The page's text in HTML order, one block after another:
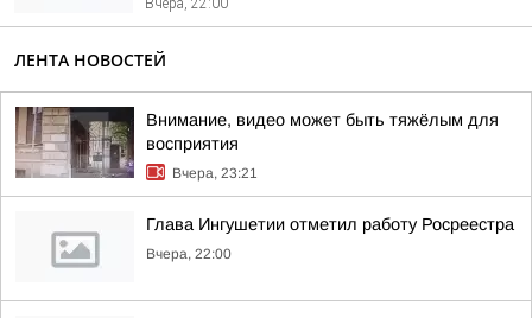
Вчера, 22:00
ЛЕНТА НОВОСТЕЙ
Внимание, видео может быть тяжёлым для
восприятия
Вчера, 23:21
Глава Ингушетии отметил работу Росреестра
Вчера, 22:00